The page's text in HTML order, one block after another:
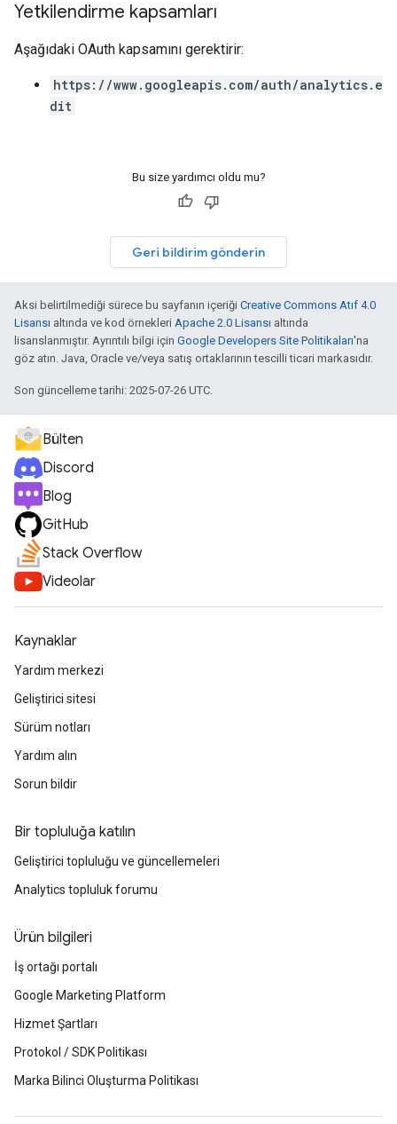
Yetkilendirme kapsamları
Aşağıdaki OAuth kapsamını gerektirir:
https://www.googleapis.com/auth/analytics.e
dit
Bu size yardımcı oldu mu?
Geri bildirim gönderin
Aksi belirtilmediği sürece bu sayfanın içeriği Creative Commons Atıf 4.0
Lisansı altında ve kod örnekleri Apache 2.0 Lisansı altında
lisanslanmıştır. Ayrıntılı bilgi için Google Developers Site Politikaları'na
göz atın. Java, Oracle ve/veya satış ortaklarının tescilli ticari markasıdır.
Son güncelleme tarihi: 2025-07-26 UTC.
Bülten
Discord
Blog
GitHub
Stack Overflow
Videolar
Kaynaklar
Yardım merkezi
Geliştirici sitesi
Sürüm notları
Yardım alın
Sorun bildir
Bir topluluğa katılın
Geliştirici topluluğu ve güncellemeleri
Analytics topluluk forumu
Ürün bilgileri
İş ortağı portalı
Google Marketing Platform
Hizmet Şartları
Protokol / SDK Politikası
Marka Bilinci Oluşturma Politikası